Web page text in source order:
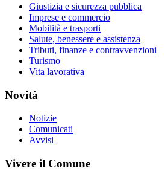
Giustizia e sicurezza pubblica
Imprese e commercio
Mobilità e trasporti
Salute, benessere e assistenza
Tributi, finanze e contravvenzioni
Turismo
Vita lavorativa
Novità
Notizie
Comunicati
Avvisi
Vivere il Comune